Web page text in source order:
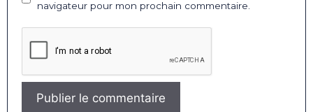
navigateur pour mon prochain commentaire.